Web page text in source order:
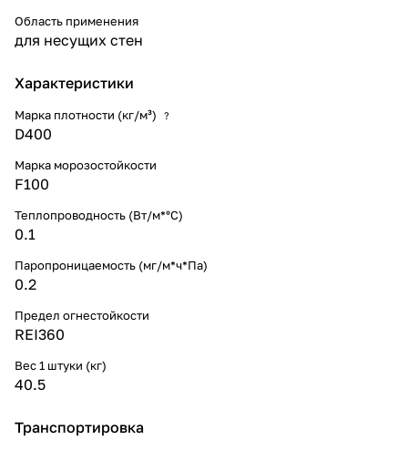
Область применения
для несущих стен
Характеристики
Марка плотности (кг/м³) ?
D400
Марка морозостойкости
F100
Теплопроводность (Вт/м*°С)
0.1
Паропроницаемость (мг/м*ч*Па)
0.2
Предел огнестойкости
REI360
Вес 1 штуки (кг)
40.5
Транспортировка